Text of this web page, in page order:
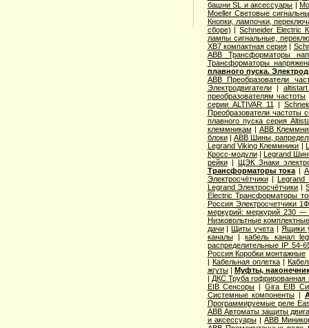
башни SL и аксессуары |
Moeller Световые
Кнопки, лампочки,
сборе) |Schneider Electric
лампы сигнальные,
XB7 компактная серия |
ABB Трансформаторы
Трансформаторы
плавного пуска.
ABB Преобразователи
Электродвигатели|
преобразователям частоты
серии ALTIVAR 11
|
Преобразователи частоты
плавного пуска серия
клеммникам | ABB
блоки| ABB Шины,
Legrand Viking Клеммники |
Кросс-модули| Legrand
рейки| ЩЭК Знаки
Трансформаторы тока |
Электросчётчики| Legrand
Legrand Электросчётчики |
Electric Трансформаторы
Россия Электросчетчики
меркурий: меркурий 230 —
Низковольтные
дачи|Щиты учета |Ящики
каналы|кабель канал
распределительные IP 54-
Россия Коробки монтажные
| Кабельная оплетка|
жгуты| Муфты,
| ДКС Труба гофрированная
EIB Сенсоры |Gira EIB
Системные компоненты |
Программируемые реле
ABB Автоматы защиты
и аксессуары|ABB